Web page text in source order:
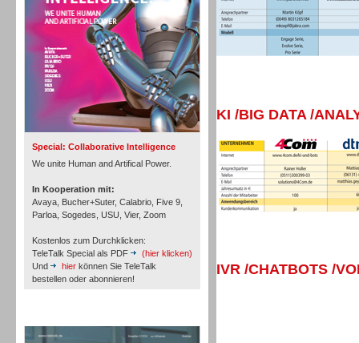
Special: Collaborative Intelligence
We unite Human and Artifical Power.
In Kooperation mit:
Avaya, Bucher+Suter, Calabrio, Five 9,
Parloa, Sogedes, USU, Vier, Zoom
Kostenlos zum Durchklicken:
TeleTalk Special als PDF
(hier klicken)
Und
hier können Sie TeleTalk
bestellen oder abonnieren!
Inbound
KI /BIG DATA /
IVR /CHATBOTS /